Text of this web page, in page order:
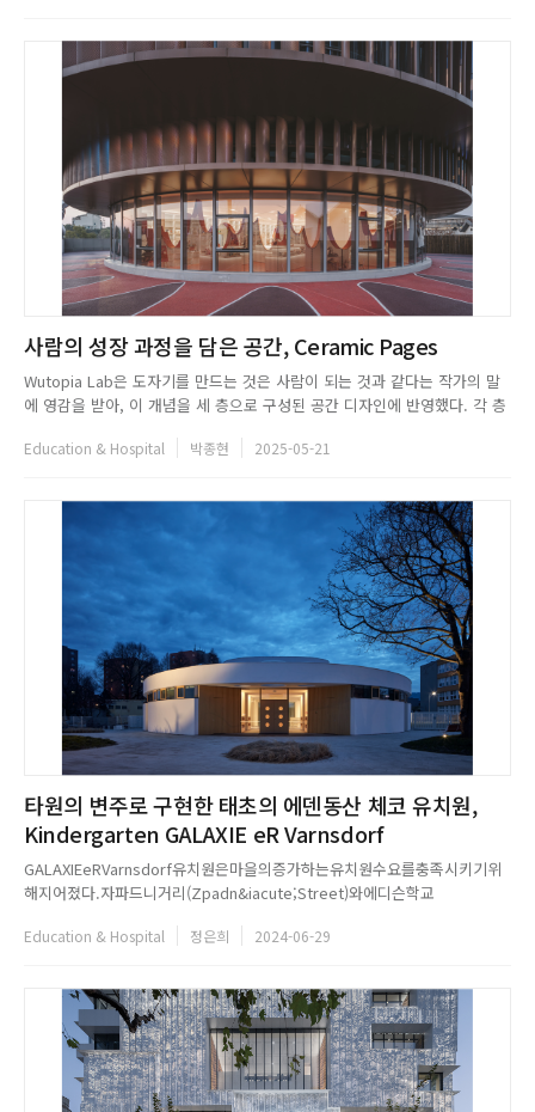
사람의 성장 과정을 담은 공간, Ceramic Pages
Wutopia Lab은 도자기를 만드는 것은 사람이 되는 것과 같다는 작가의 말
에 영감을 받아, 이 개념을 세 층으로 구성된 공간 디자인에 반영했다. 각 층
으로 구성했다. 1층은 노란 흙빛으로, 무질서에서 질서로 나아가는 변화를
Education & Hospital 박종현 2025-05-21
타원의 변주로 구현한 태초의 에덴동산 체코 유치원,
Kindergarten GALAXIE eR Varnsdorf
GALAXIEeRVarnsdorf유치원은마을의증가하는유치원수요를충족시키기위
해지어졌다.자파드니거리(Zpadn&iacute;Street)와에디슨학교
돌건물로규칙적인타원형평면으로이루어졌고내부에타원형아트리움을갖추고
여있는독특한구조를자랑...
Education & Hospital 정은희 2024-06-29